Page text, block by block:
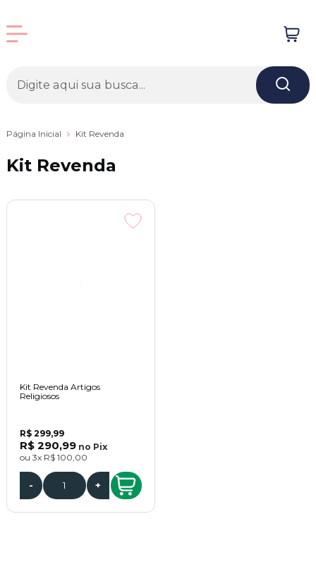
Página Inicial Kit Revenda
Kit Revenda
Kit Revenda Artigos
Religiosos
R$ 299,99
R$ 290,99 no Pix
ou 3x R$ 100,00
- +